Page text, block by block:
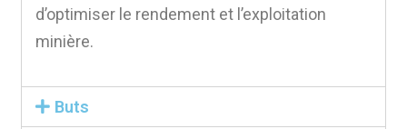
d’optimiser le rendement et l’exploitation
minière.
Buts